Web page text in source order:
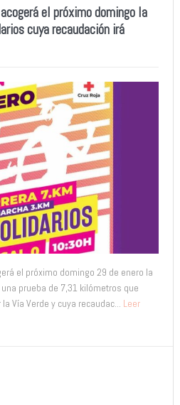
el próximo domingo la
cuya recaudación irá
el próximo domingo 29 de enero la
prueba de 7,31 kilómetros que
Vía Verde y cuya recaudac... Leer